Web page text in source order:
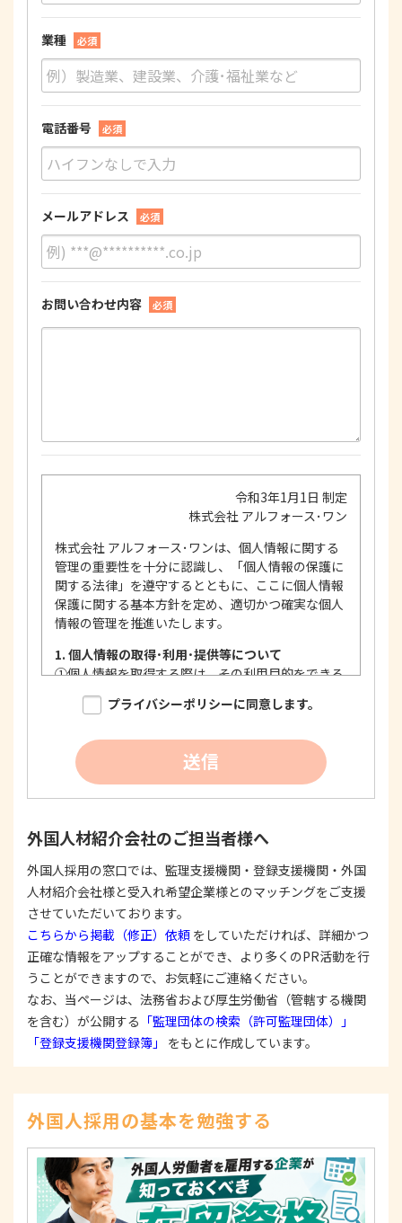
業種 必須
電話番号 必須
メールアドレス 必須
お問い合わせ内容 必須
令和3年1月1日 制定
株式会社 アルフォース･ワン
株式会社 アルフォース･ワンは、個人情報に関する
管理の重要性を十分に認識し、「個人情報の保護に
関する法律」を遵守するとともに、ここに個人情報
保護に関する基本方針を定め、適切かつ確実な個人
情報の管理を推進いたします。
1. 個人情報の取得･利用･提供等について
①個人情報を取得する際は、その利用目的をできる
限り明確に特定し、その目的達成に必要な限度に
おいて適法かつ公正な手段を用い、同意を得て取
個人情報を利用する際は、本人に明示、通知、ま
たは公表した利用目的の範囲内に限定し、それに
反する目的外利用を行なわないための措置を講じ
する際は、本人が同意を与えた利用目的の範囲内
で、適法にこれを行います。
2. 安全対策の実施について
個人情報の正確性およびその利用の安全性を確保す
るため、情報セキュリティ対策を始めとする安全措
置を構築し、個人情報への不正アクセス、個人情報
の漏洩、滅失または毀損等の的確な防止とセキュリ
ティの是正に努めます。
3. 苦情および相談等に対する適正な対応について
本人からの苦情および相談があった場合には、適切
示、訂正、削除、または利用もしくは提供の停止等
を求められたときは、適法かつ遅滞なく応じます。
4. 法令・指針・規範の遵守について
適正な個人情報保護の実現のため、個人情報の取扱
いに関する法令、国が定める指針およびその他の規
範を遵守します。
プライバシーポリシーに同意します。
送信
外国人材紹介会社のご担当者様へ
外国人採用の窓口では、監理支援機関・登録支援機関・外国
人材紹介会社様と受入れ希望企業様とのマッチングをご支援
させていただいております。
こちらから掲載（修正）依頼 をしていただければ、詳細かつ
正確な情報をアップすることができ、より多くのPR活動を行
うことができますので、お気軽にご連絡ください。
なお、当ページは、法務省および厚生労働省（管轄する機関
を含む）が公開する 「監理団体の検索（許可監理団体）」
「登録支援機関登録簿」
をもとに作成しています。
外国人採用の基本を勉強する